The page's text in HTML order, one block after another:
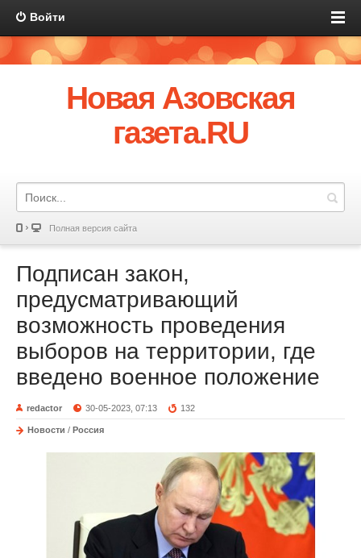
Войти
Новая Азовская
газета.RU
Полная версия сайта
Подписан закон,
предусматривающий
возможность проведения
выборов на территории, где
введено военное положение
redactor 30-05-2023, 07:13 132
Новости / Россия